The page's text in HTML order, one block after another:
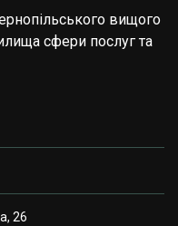
вищого
сфери послуг та
26